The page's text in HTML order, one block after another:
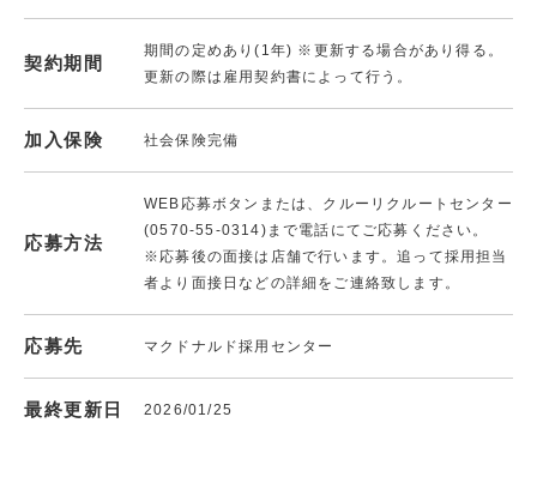
契約期間
期間の定めあり(1年) ※更新する場合があり得る。
更新の際は雇用契約書によって行う。
加入保険 社会保険完備
応募方法
WEB応募ボタンまたは、クルーリクルートセンター
(0570-55-0314)まで電話にてご応募ください。
※応募後の面接は店舗で行います。追って採用担当
者より面接日などの詳細をご連絡致します。
応募先 マクドナルド採用センター
最終更新日 2026/01/25